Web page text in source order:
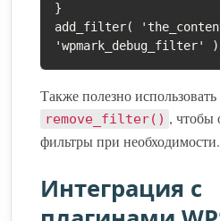
}
add_filter(
Также полезно использовать
remove_filter() , чтобы
фильтры при необходимости.
Интеграция с